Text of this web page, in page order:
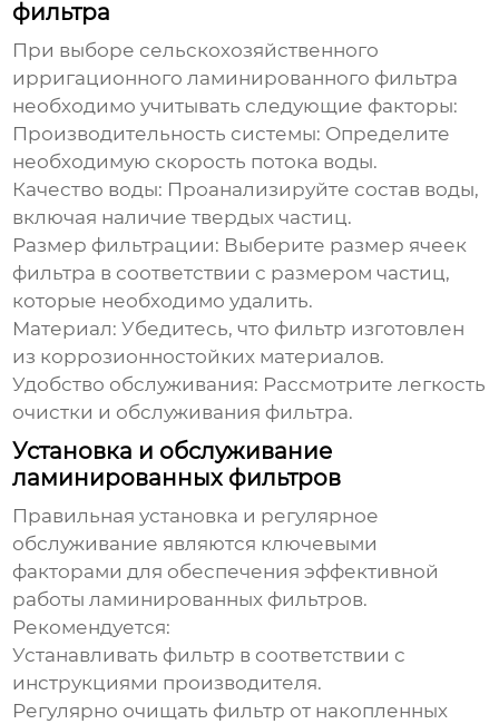
фильтра
При выборе сельскохозяйственного
ирригационного ламинированного фильтра
необходимо учитывать следующие факторы:
Производительность системы: Определите
необходимую скорость потока воды.
Качество воды: Проанализируйте состав воды,
включая наличие твердых частиц.
Размер фильтрации: Выберите размер ячеек
фильтра в соответствии с размером частиц,
которые необходимо удалить.
Материал: Убедитесь, что фильтр изготовлен
из коррозионностойких материалов.
Удобство обслуживания: Рассмотрите легкость
очистки и обслуживания фильтра.
Установка и обслуживание
ламинированных фильтров
Правильная установка и регулярное
обслуживание являются ключевыми
факторами для обеспечения эффективной
работыламинированных фильтров.
Рекомендуется:
Устанавливать фильтр в соответствии с
инструкциями производителя.
Регулярно очищать фильтр от накопленных